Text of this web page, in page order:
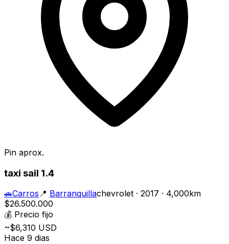
Pin aprox.
taxi sail 1.4
🚗Carros 📍 Barranquillachevrolet · 2017 · 4,000km
$26.500.000
💰 Precio fijo
~$6,310 USD
Hace 9 dias